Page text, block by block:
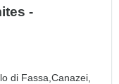
-
di Fassa,Canazei,